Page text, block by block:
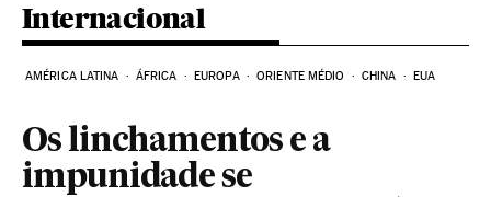
Internacional
AMÉRICA LATINA ÁFRICA EUROPA ORIENTE MÉDIO CHINA EUA
Os linchamentos e a
impunidade se